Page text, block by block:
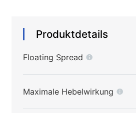
Produktdetails
Floating Spread
Maximale Hebelwirkung